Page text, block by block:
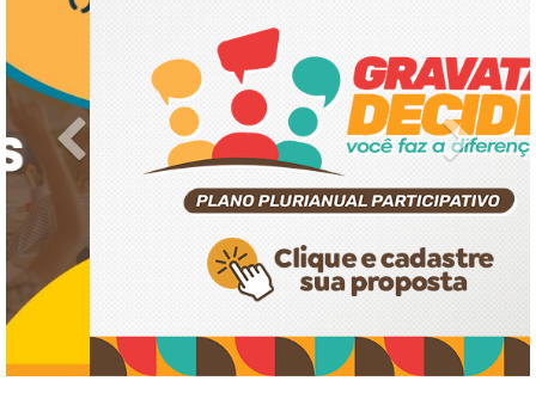
Previous Next